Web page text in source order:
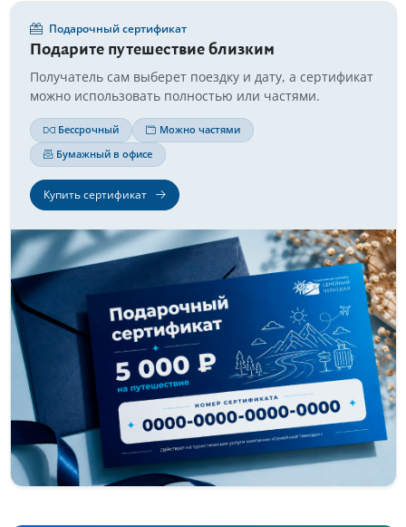
Подарочный сертификат
Подарите путешествие близким
Получатель сам выберет поездку и дату, а сертификат
можно использовать полностью или частями.
Бессрочный
Можно частями
Бумажный в офисе
Купить сертификат